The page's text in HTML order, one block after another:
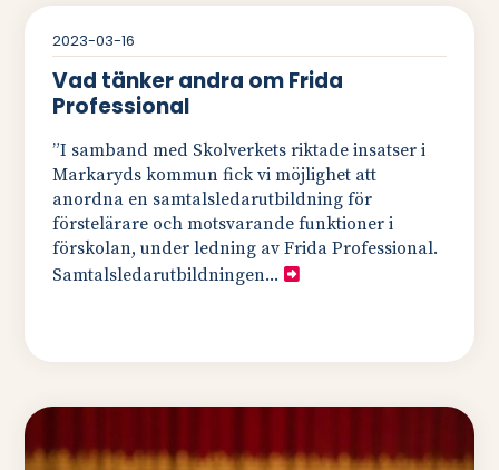
2023-03-16
Vad tänker andra om Frida
Professional
”I samband med Skolverkets riktade insatser i
Markaryds kommun fick vi möjlighet att
anordna en samtalsledarutbildning för
förstelärare och motsvarande funktioner i
förskolan, under ledning av Frida Professional.
Samtalsledarutbildningen...